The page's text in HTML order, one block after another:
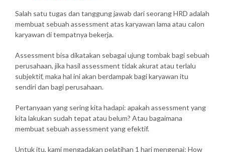
Salah satu tugas dan tanggung jawab dari seorang HRD adalah
membuat sebuah assessment atas karyawan lama atau calon
karyawan di tempatnya bekerja.
Assessment bisa dikatakan sebagai ujung tombak bagi sebuah
perusahaan, jika hasil assessment tidak akurat atau terlalu
subjektif, maka hal ini akan berdampak bagi karyawan itu
sendiri dan bagi perusahaan.
Pertanyaan yang sering kita hadapi: apakah assessment yang
kita lakukan sudah tepat atau belum? Atau bagaimana
membuat sebuah assessment yang efektif.
Untuk itu, kami mengadakan pelatihan 1 hari mengenai: How